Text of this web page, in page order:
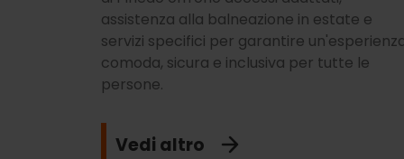
assistenza alla balneazione in estate e
servizi specifici per garantire
comoda, sicura e inclusiva per tutte le
persone.
Vedi altro